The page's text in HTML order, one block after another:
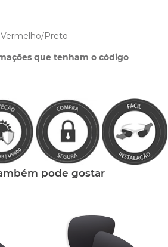
Vermelho/Preto
que tenham o código
pode gostar